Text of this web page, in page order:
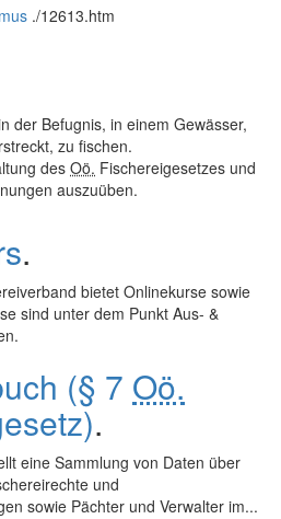
./12613.htm
der Befugnis, in einem Gewässer,
zu fischen.
des Oö. Fischereigesetzes und
auszuüben.
.
bietet Onlinekurse sowie
sind unter dem Punkt Aus- &
(§ 7 Oö.
.
eine Sammlung von Daten über
und
sowie Pächter und Verwalter im...